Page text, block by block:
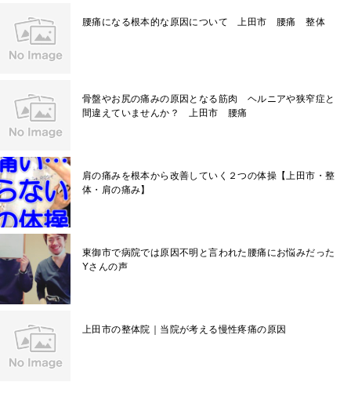
腰痛になる根本的な原因について 上田市 腰痛 整体
骨盤やお尻の痛みの原因となる筋肉 ヘルニアや狭窄症と
間違えていませんか？ 上田市 腰痛
肩の痛みを根本から改善していく２つの体操【上田市・整
体・肩の痛み】
東御市で病院では原因不明と言われた腰痛にお悩みだった
Yさんの声
上田市の整体院｜当院が考える慢性疼痛の原因